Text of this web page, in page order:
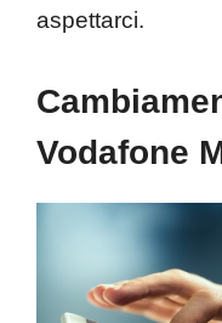
aspettarci.
Vodafone